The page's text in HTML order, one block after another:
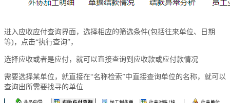
进入应收应付查询界面，选择相应的筛选条件(包括往来单位、日期
等)，点击“执行查询”，
选择应收或者是应付，就可以直接查询到应收款或应付款情况
需要选择某单位，就直接在“名称检索”中直接查询单位的名称，就可以
查询出所需要找寻的单位